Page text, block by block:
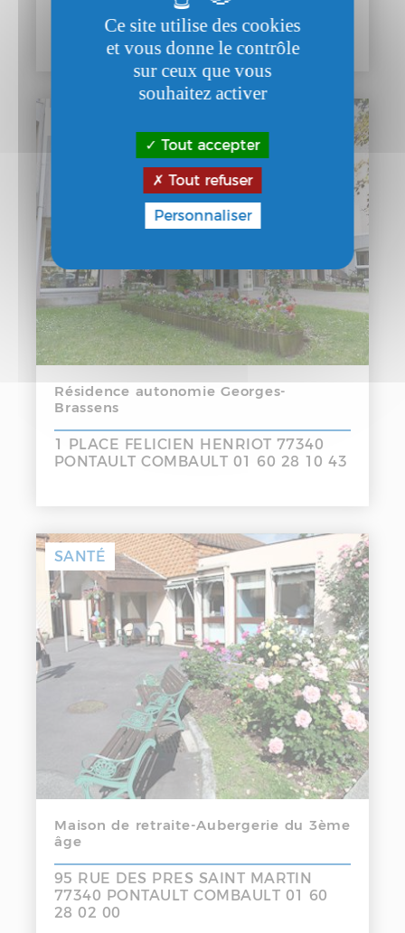
17 Avenue de la République 77340
Pontault-Combault
Résidence autonomie Georges-
Brassens
1 PLACE FELICIEN HENRIOT 77340
PONTAULT COMBAULT 01 60 28 10 43
SANTÉ
Maison de retraite-Aubergerie du 3ème
âge
95 RUE DES PRES SAINT MARTIN
77340 PONTAULT COMBAULT 01 60
28 02 00
Ce site utilise des cookies
et vous donne le contrôle
sur ceux que vous
souhaitez activer
Tout accepter
Tout refuser
Personnaliser